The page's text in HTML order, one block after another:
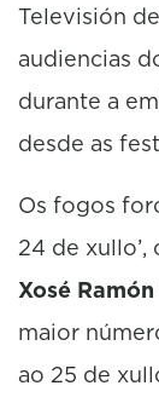
Televisión
audiencias
durante a
desde as
Os fogos
24 de
Xosé
maior
ao 25 de